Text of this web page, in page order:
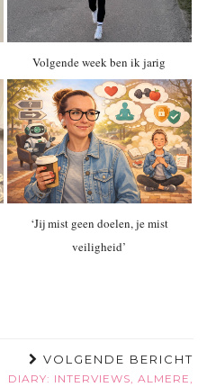
Volgende week ben ik jarig
‘Jij mist geen doelen, je mist
veiligheid’
VOLGENDE BERICHT
DIARY: INTERVIEWS, ALMERE,